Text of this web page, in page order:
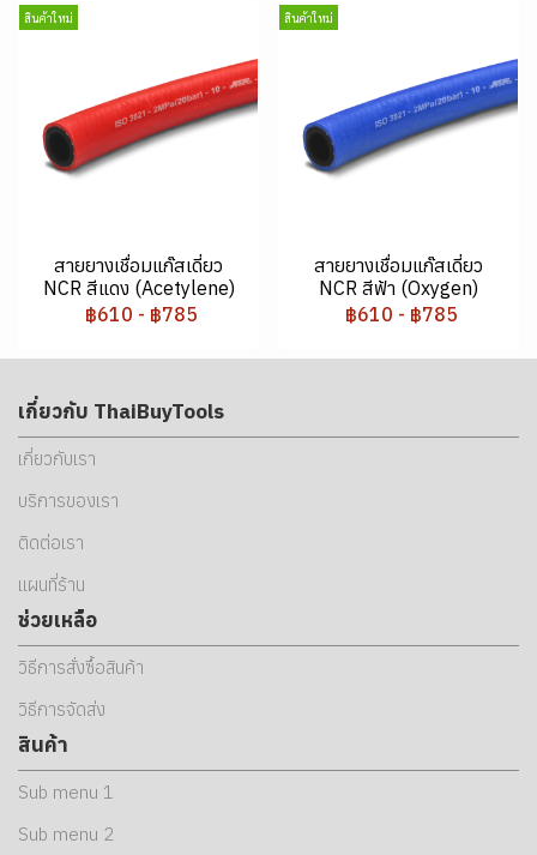
สินค้าใหม่
สายยางเชื่อมแก๊สเดี่ยว
NCR สีแดง (Acetylene)
฿610 - ฿785
สินค้าใหม่
สายยางเชื่อมแก๊สเดี่ยว
NCR สีฟ้า (Oxygen)
฿610 - ฿785
เกี่ยวกับ ThaiBuyTools
เกี่ยวกับเรา
บริการของเรา
ติดต่อเรา
แผนที่ร้าน
ช่วยเหลือ
วิธีการสั่งซื้อสินค้า
วิธีการจัดส่ง
สินค้า
Sub menu 1
Sub menu 2